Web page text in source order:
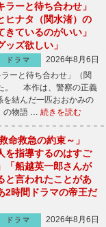
ラーと待ち合わせ」
ヒナタ（関水渚）の
ているのがいい」
ッズ欲しい」
ドラマ
2026年8月6日
ーと待ち合わせ」（関
。 本作は、警察の正義
を結んだ一匹おおかみの
の物語 … 続きを読む
命救急の約束～」
を指導するのはすご
「船越英一郎さんが
と言われたことがあ
2時間ドラマの帝王だ
ドラマ
2026年8月6日